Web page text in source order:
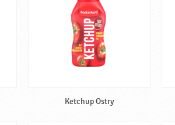
Ketchup Ostry